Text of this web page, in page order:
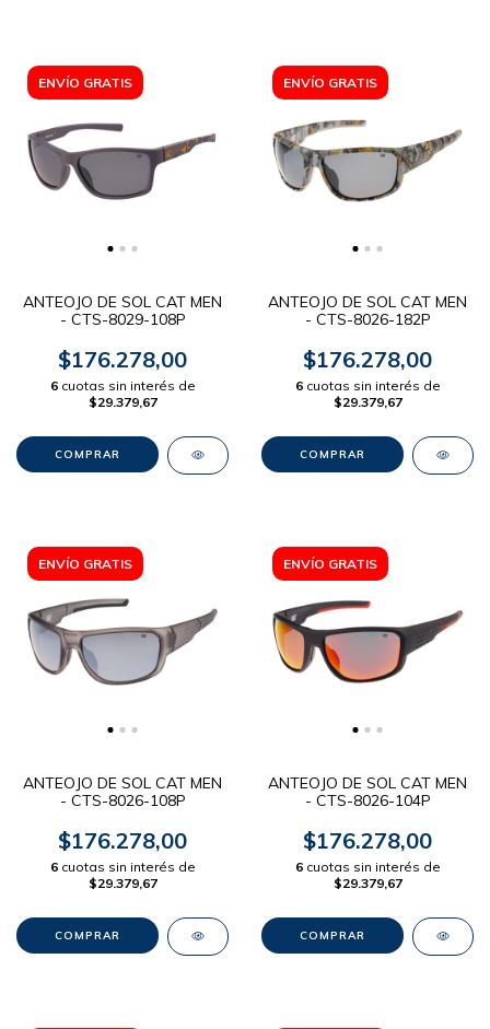
ENVÍO GRATIS
ANTEOJO DE SOL CAT MEN
- CTS-8029-108P
$176.278,00
6 cuotas sin interés de
$29.379,67
ENVÍO GRATIS
ANTEOJO DE SOL CAT MEN
- CTS-8026-182P
$176.278,00
6 cuotas sin interés de
$29.379,67
ENVÍO GRATIS
ANTEOJO DE SOL CAT MEN
- CTS-8026-108P
$176.278,00
6 cuotas sin interés de
$29.379,67
ENVÍO GRATIS
ANTEOJO DE SOL CAT MEN
- CTS-8026-104P
$176.278,00
6 cuotas sin interés de
$29.379,67